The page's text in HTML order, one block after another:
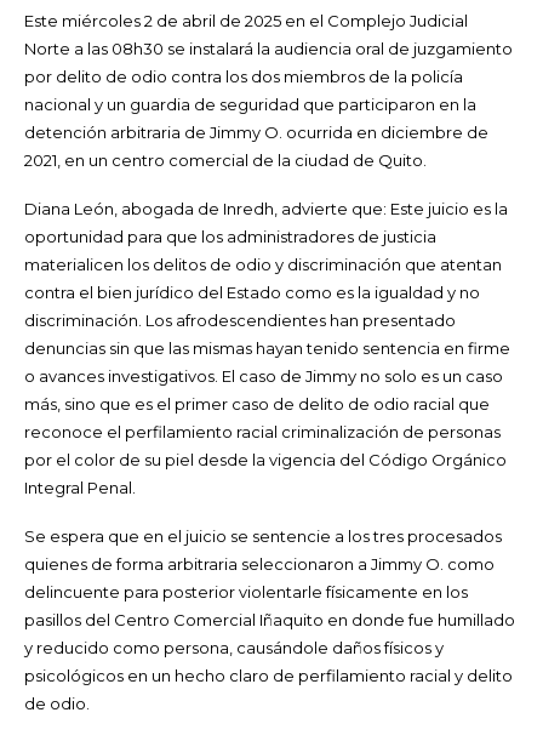
Este miércoles 2 de abril de 2025 en el Complejo Judicial
Norte a las 08h30 se instalará la audiencia oral de juzgamiento
por delito de odio contra los dos miembros de la policía
nacional y un guardia de seguridad que participaron en la
detención arbitraria de Jimmy O. ocurrida en diciembre de
2021, en un centro comercial de la ciudad de Quito.
Diana León, abogada de Inredh, advierte que: Este juicio es la
oportunidad para que los administradores de justicia
materialicen los delitos de odio y discriminación que atentan
contra el bien jurídico del Estado como es la igualdad y no
discriminación. Los afrodescendientes han presentado
denuncias sin que las mismas hayan tenido sentencia en firme
o avances investigativos. El caso de Jimmy no solo es un caso
más, sino que es el primer caso de delito de odio racial que
reconoce el perfilamiento racial criminalización de personas
por el color de su piel desde la vigencia del Código Orgánico
Integral Penal.
Se espera que en el juicio se sentencie a los tres procesados
quienes de forma arbitraria seleccionaron a Jimmy O. como
delincuente para posterior violentarle físicamente en los
pasillos del Centro Comercial Iñaquito en donde fue humillado
y reducido como persona, causándole daños físicos y
psicológicos en un hecho claro de perfilamiento racial y delito
de odio.